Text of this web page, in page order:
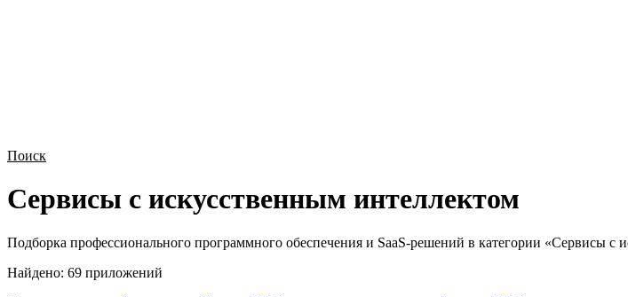
Поиск
Сервисы с искусственным интеллектом
Подборка профессионального программного обеспечения и SaaS-решений в категории «Сервисы с
Найдено: 69 приложений